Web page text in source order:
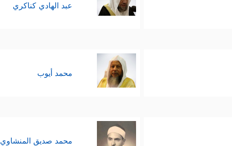
عبد الهادي كناكري
محمد أيوب
محمد صديق المنشاوي